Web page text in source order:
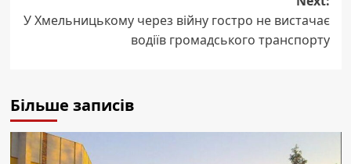
У Хмельницькому через війну гостро не вистачає
водіїв громадського транспорту
Більше записів